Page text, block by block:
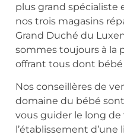
plus grand spécialiste
nos trois magasins
Grand Duché du
sommes toujours à la
offrant tous dont bébé
Nos conseillères de
domaine du bébé
vous guider le long de
l’établissement d’une